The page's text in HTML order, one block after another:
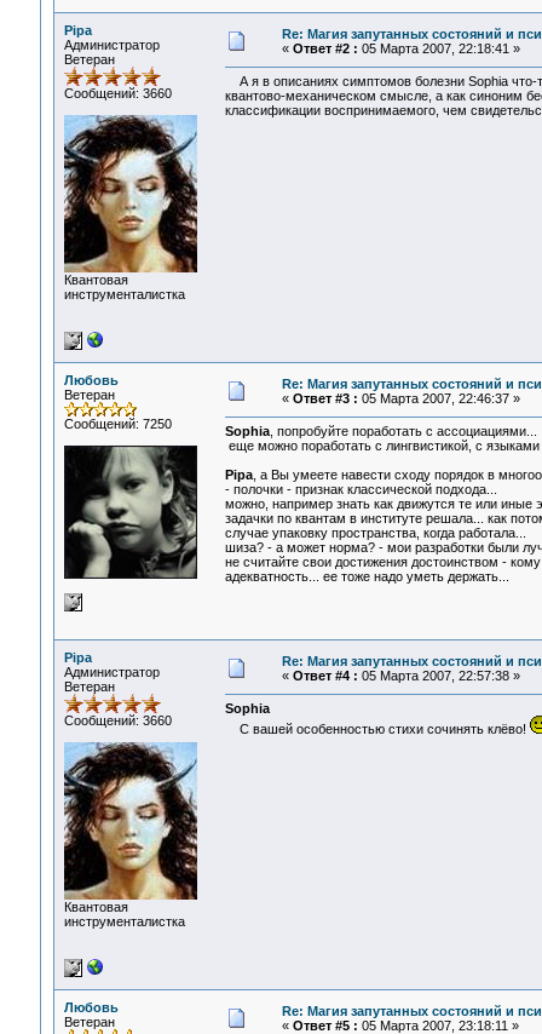
Pipa
Администратор
Ветеран
Сообщений: 3660
Квантовая
инструменталистка
Re: Магия запутанных состояний и
« Ответ #2 : 05 Марта 2007, 22:18:41 »
А я в описаниях симптомов болезни Sophia что-
квантово-механическом смысле, а как синоним
классификации воспринимаемого, чем
Любовь
Ветеран
Сообщений: 7250
Re: Магия запутанных состояний и
« Ответ #3 : 05 Марта 2007, 22:46:37 »
Sophia, попробуйте поработать с ассоциациями...
еще можно поработать с лингвистикой, с
Pipa, а Вы умеете навести сходу порядок в
- полочки - признак классической подхода...
можно, например знать как движутся те или иные
задачки по квантам в институте решала... как
случае упаковку пространства, когда работала...
шиза? - а может норма? - мои разработки были
не считайте свои достижения достоинством -
адекватность... ее тоже надо уметь держать...
Pipa
Администратор
Ветеран
Сообщений: 3660
Квантовая
инструменталистка
Re: Магия запутанных состояний и
« Ответ #4 : 05 Марта 2007, 22:57:38 »
Sophia
С вашей особенностью стихи сочинять клёво!
Любовь
Ветеран
Re: Магия запутанных состояний и
« Ответ #5 : 05 Марта 2007, 23:18:11 »